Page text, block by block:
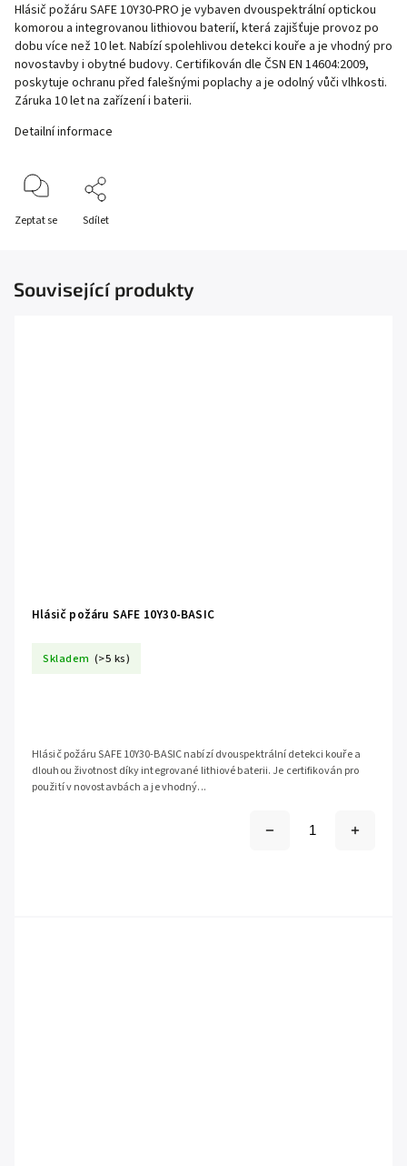
Hlásič požáru SAFE 10Y30-PRO je vybaven dvouspektrální optickou
komorou a integrovanou lithiovou baterií, která zajišťuje provoz po
dobu více než 10 let. Nabízí spolehlivou detekci kouře a je vhodný pro
novostavby i obytné budovy. Certifikován dle ČSN EN 14604:2009,
poskytuje ochranu před falešnými poplachy a je odolný vůči vlhkosti.
Záruka 10 let na zařízení i baterii.
Detailní informace
Zeptat se Sdílet
Související produkty
Hlásič požáru SAFE 10Y30-BASIC
Skladem (>5 ks)
Hlásič požáru SAFE 10Y30-BASIC nabízí dvouspektrální detekci kouře a
dlouhou životnost díky integrované lithiové baterii. Je certifikován pro
použití v novostavbách a je vhodný...